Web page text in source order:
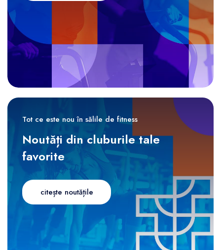
Tot ce este nou în sălile de fitness
Noutăți din cluburile tale
favorite
citește noutățile